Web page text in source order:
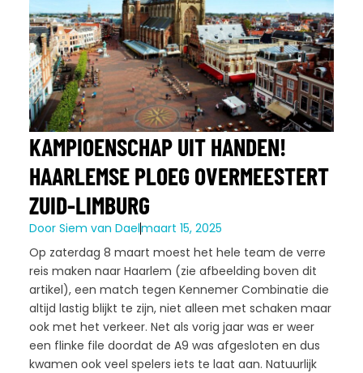
KAMPIOENSCHAP UIT HANDEN!
HAARLEMSE PLOEG OVERMEESTERT
ZUID-LIMBURG
DoorSiem van Daelmaart 15, 2025
Op zaterdag 8 maart moest het hele team de verre
reis maken naar Haarlem (zie afbeelding boven dit
artikel), een match tegen Kennemer Combinatie die
altijd lastig blijkt te zijn, niet alleen met schaken maar
ook met het verkeer. Net als vorig jaar was er weer
een flinke file doordat de A9 was afgesloten en dus
kwamen ook veel spelers iets te laat aan. Natuurlijk